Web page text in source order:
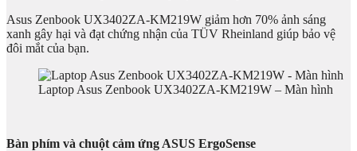
Asus Zenbook UX3402ZA-KM219W giảm hơn 70% ảnh sáng
xanh gây hại và đạt chứng nhận của TÜV Rheinland giúp bảo vệ
đôi mắt của bạn.
Laptop Asus Zenbook UX3402ZA-KM219W – Màn hình
Bàn phím và chuột cảm ứng ASUS ErgoSense